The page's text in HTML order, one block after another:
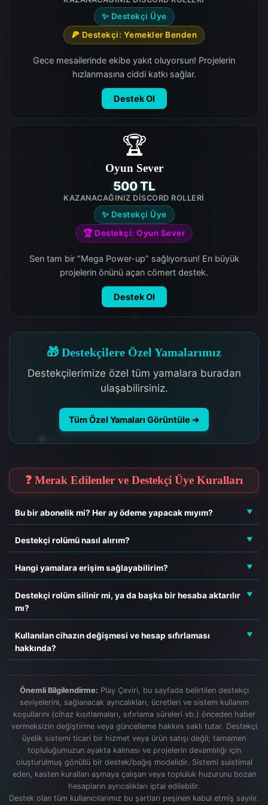
✨ Destekçi Üye
🍕 Destekçi: Yemekler Benden
Gece mesailerinde ekibe yakıt oluyorsun! Projelerin
hızlanmasına ciddi katkı sağlar.
Destek Ol
🏆
Oyun Sever
500 TL
KAZANACAĞINIZ DISCORD ROLLERI
✨ Destekçi Üye
🏆 Destekçi: Oyun Sever
Sen tam bir “Mega Power-up” sağlıyorsun! En büyük
projelerin önünü açan cömert destek.
Destek Ol
🎁 Destekçilere Özel Yamalarımız
Destekçilerimize özel tüm yamalara buradan
ulaşabilirsiniz.
Tüm Özel Yamaları Görüntüle ➔
❓ Merak Edilenler ve Destekçi Üye Kuralları
Bu bir abonelik mi? Her ay ödeme yapacak mıyım?
Hayır. Bu sistem bir bağış mantığıyla çalışır. Bir kez destekçi
olduğunuzda, üyeliğiniz süresiz olarak devam eder.
zaman isterseniz yeniden bağış yapabilirsiniz.
Destekçi rolümü nasıl alırım?
Shopier’de ödeme tamamlandıktan sonra aldığınız “Sipariş no:”
numarası ile Discord sunucumuzdaki
“Manuel Rol Alma Sistemi” ile rolünüzü anında alabilirsiniz.
Hangi yamalara erişim sağlayabilirim?
Destekçi olduğunuzda, sitemizdeki mevcut “Özel Yamalar”ın
tamamına ve gelecekteki yamalara süresiz erişim hakkı
Destekçi rolüm silinir mi, ya da başka bir hesaba aktarılır
mı?
Rolünüzün bir süresi yoktur. Ancak Discord sunucumuzdan
kendi isteğinizle ayrılırsanız veya topluluk kurallarımıza aykırı
Kullanılan cihazın değişmesi ve hesap sıfırlaması
hakkında?
bir bilgisayardan bu hesabınızla yama kurulamaz.
Yeni bir bilgisayara geçmeniz durumunda, cihaz sıfırlaması
için
destekçi üyelik tarihinizin üzerinden en az 3 ay (90 gün)
geçmiş olması koşuluyla 1 defaya mahsus cihaz sıfırlaması
yapılarak, yeni bilgisayarınızda kullanılabilir.
Önemli Bilgilendirme: Play Çeviri, bu sayfada belirtilen destekçi
seviyelerini, sağlanacak ayrıcalıkları, ücretleri ve sistem kullanım
koşullarını (cihaz kısıtlamaları, sıfırlama süreleri vb.) önceden haber
vermeksizin değiştirme veya güncelleme hakkını saklı tutar. Destekçi
üyelik sistemi ticari bir hizmet veya ürün satışı değil; tamamen
topluluğumuzun ayakta kalması ve projelerin devamlılığı için
oluşturulmuş gönüllü bir destek/bağış modelidir. Sistemi suistimal
eden, kasten kuralları aşmaya çalışan veya topluluk huzurunu bozan
hesapların ayrıcalıkları iptal edilebilir.
Destek olan tüm kullanıcılarımız bu şartları peşinen kabul etmiş sayılır.